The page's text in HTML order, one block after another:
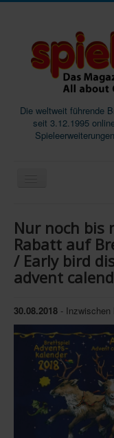
Die weltweit führende
seit 3.12.1995
Magazine
Abos/
Podcast
SpieleMag
Infos
Shop
Download
Newsletter
Spieledatenbank
Nur noch bis
Rabatt auf
/ Early bird
advent
30.08.2018 - Inzwischen